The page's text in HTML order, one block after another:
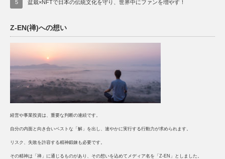
5 盆栽×NFTで日本の伝統文化を守り、世界中にファンを増やす！
Z-EN(禅)への想い
経営や事業投資は、重要な判断の連続です。
自分の内面と向き合いベストな「解」を出し、速やかに実行する行動力が求められます。
リスク、失敗を許容する精神鍛錬も必要です。
その精神は「禅」に通じるものがあり、その想いを込めてメディア名を「Z-EN」としました。